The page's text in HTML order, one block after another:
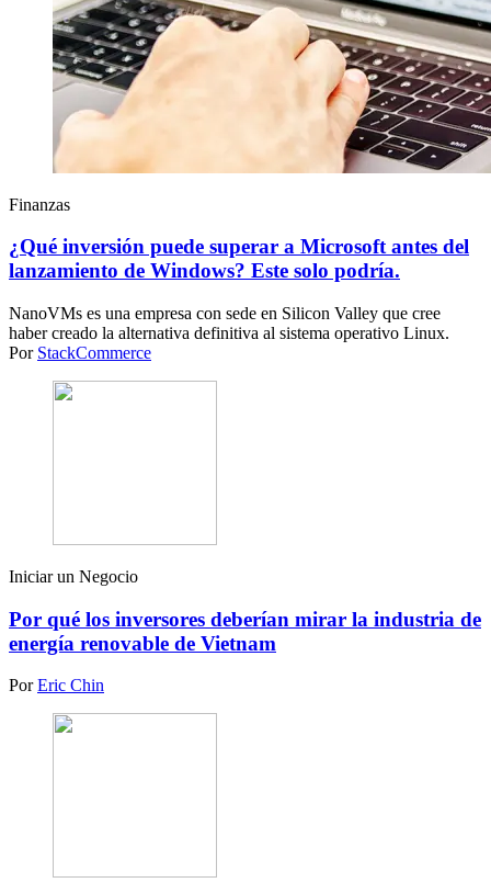
Finanzas
¿Qué inversión puede superar a Microsoft antes del
lanzamiento de Windows? Este solo podría.
NanoVMs es una empresa con sede en Silicon Valley que cree
haber creado la alternativa definitiva al sistema operativo Linux.
Por StackCommerce
Iniciar un Negocio
Por qué los inversores deberían mirar la industria de
energía renovable de Vietnam
PorEric Chin